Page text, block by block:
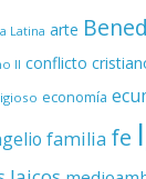
Latina arte
II conflicto
economía
familia fe